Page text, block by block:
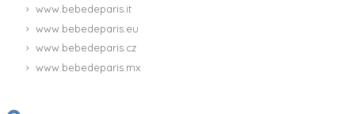
www.bebedeparis.it
www.bebedeparis.eu
www.bebedeparis.cz
www.bebedeparis.mx